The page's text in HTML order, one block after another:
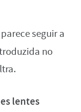
seguir a
no
lentes